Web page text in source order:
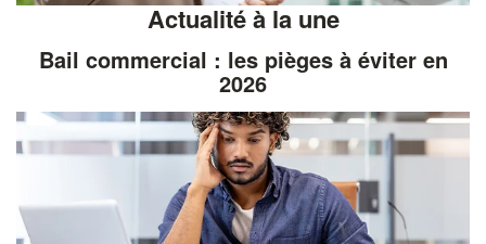
Actualité à la une
Bail commercial : les pièges à éviter en
2026